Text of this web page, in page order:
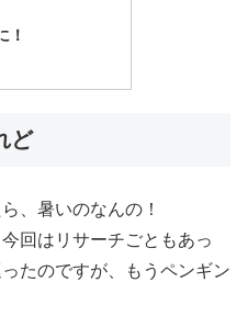
！
ど
、暑いのなんの！
回はリサーチごともあっ
たのですが、もうペンギン